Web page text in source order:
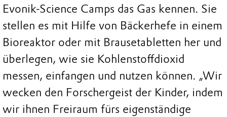
Evonik-Science Camps das Gas kennen. Sie
stellen es mit Hilfe von Bäckerhefe in einem
Bioreaktor oder mit Brausetabletten her und
überlegen, wie sie Kohlenstoffdioxid
messen, einfangen und nutzen können. „Wir
wecken den Forschergeist der Kinder, indem
wir ihnen Freiraum fürs eigenständige